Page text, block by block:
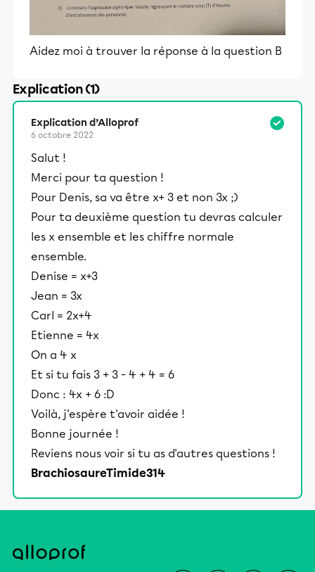
Aidez moi à trouver la réponse à la question B
Explication (1)
Explication d’Alloprof
6 octobre 2022
Salut !
Merci pour ta question !
Pour Denis, sa va être x+ 3 et non 3x ;)
Pour ta deuxième question tu devras calculer
les x ensemble et les chiffre normale
ensemble.
Denise = x+3
Jean = 3x
Carl = 2x+4
Etienne = 4x
On a 4 x
Et si tu fais 3 + 3 - 4 + 4 = 6
Donc : 4x + 6 :D
Voilà, j'espère t'avoir aidée !
Bonne journée !
Reviens nous voir si tu as d'autres questions !
BrachiosaureTimide314